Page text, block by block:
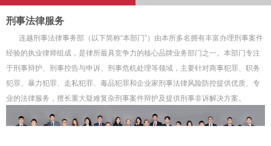
刑事法律服务
连越刑事法律事务部（以下简称“本部门”）由本所多名拥有丰富办理刑事案件
经验的执业律师组成，是律所最具竞争力的核心品牌业务部门之一。本部门专注
于刑事辩护、刑事控告与申诉、刑事危机处理等领域，主要针对商事犯罪、职务
犯罪、暴力犯罪、走私犯罪、毒品犯罪和企业家刑事法律风险防控提供优质、专
业的法律服务，擅长重大疑难复杂刑事案件辩护及提供刑事非诉解决方案。